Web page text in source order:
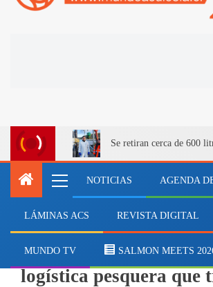
Se retiran cerca de 600
NOTICIAS AGENDA
LÁMINAS ACS REVISTA DIGITAL
MUNDO TV SALMON MEETS
Columna: La evolución
logística pesquera que